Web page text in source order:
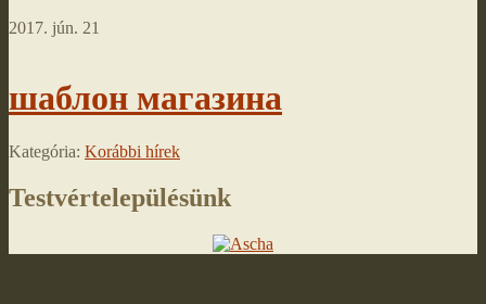
2017. jún. 21
шаблон магазина
Kategória: Korábbi hírek
Testvértelepülésünk